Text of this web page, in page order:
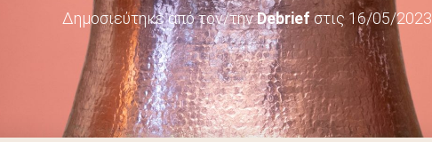
Δημοσιεύτηκε από τον/τηνDebrief στις16/05/2023